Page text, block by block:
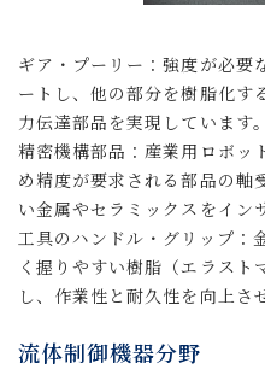
ギア・プーリー：強度が必要
ートし、他の部分を樹脂化す
力伝達部品を実現しています。
精密機構部品：産業用ロボッ
め精度が要求される部品の軸
い金属やセラミックスをイン
工具のハンドル・グリップ：
く握りやすい樹脂（エラスト
し、作業性と耐久性を向上さ
流体制御機器分野